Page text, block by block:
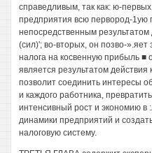
справедливым, так как: ю-
предприятия всю первород-1ую
непосредственным
(сил)'; во-вторых, он позво-
налога на косвенную прибыль ■
является результатом
позволит соединить интересы
и каждого работника,
интенсивный рост и экономию в
динамики предприятий и
налоговую систему.